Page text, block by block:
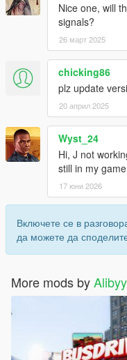
Nice one, will
signals?
26 март 2025
chicking86
plz update
20 април 2025
Wyst_24
Hi, J not
still in my
17 юни 2026
Включете се в
да можете да
More mods byAlibyy